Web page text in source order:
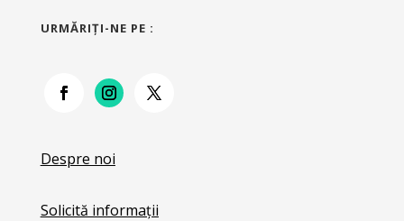
URMĂRIŢI-NE PE :
Despre noi
Solicită informații